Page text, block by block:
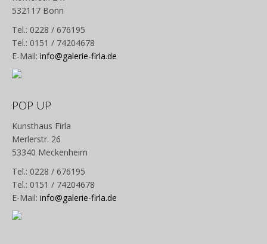
532117 Bonn
Tel.: 0228 / 676195
Tel.: 0151 / 74204678
E-Mail: info@galerie-firla.de
POP UP
Kunsthaus Firla
Merlerstr. 26
53340 Meckenheim
Tel.: 0228 / 676195
Tel.: 0151 / 74204678
E-Mail: info@galerie-firla.de